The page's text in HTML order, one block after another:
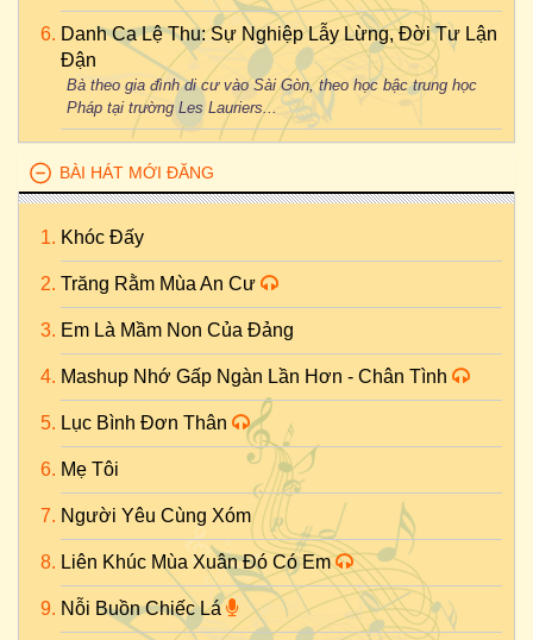
Danh Ca Lệ Thu: Sự Nghiệp Lẫy Lừng, Đời Tư Lận
Đận
Bà theo gia đình di cư vào Sài Gòn, theo học bậc trung học
Pháp tại trường Les Lauriers...
BÀI HÁT MỚI ĐĂNG
Khóc Đấy
Trăng Rằm Mùa An Cư
Em Là Mầm Non Của Đảng
Mashup Nhớ Gấp Ngàn Lần Hơn - Chân Tình
Lục Bình Đơn Thân
Mẹ Tôi
Người Yêu Cùng Xóm
Liên Khúc Mùa Xuân Đó Có Em
Nỗi Buồn Chiếc Lá